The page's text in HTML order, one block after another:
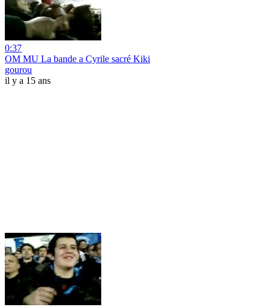
0:37
OM MU La bande a Cyrile sacré Kiki
gourou
il y a 15 ans